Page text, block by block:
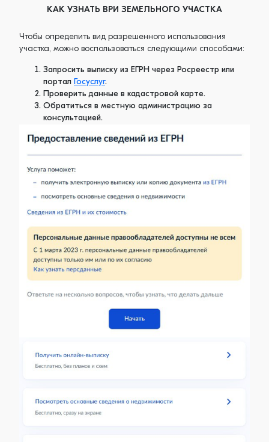
КАК УЗНАТЬ ВРИ ЗЕМЕЛЬНОГО УЧАСТКА
Чтобы определить вид разрешенного использования
участка, можно воспользоваться следующими способами:
Запросить выписку из ЕГРН через Росреестр или
портал Госуслуг.
Проверить данные в кадастровой карте.
Обратиться в местную администрацию за
консультацией.